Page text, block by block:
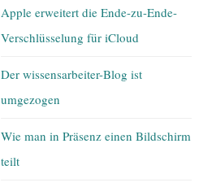
Apple erweitert die Ende-zu-Ende-
Verschlüsselung für iCloud
Der wissensarbeiter-Blog ist
umgezogen
Wie man in Präsenz einen Bildschirm
teilt